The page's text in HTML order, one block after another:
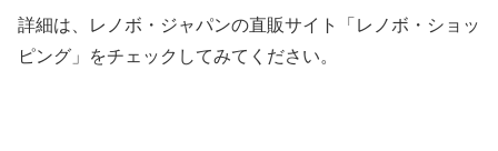
詳細は、レノボ・ジャパンの直販サイト「レノボ・ショッ
ピング」をチェックしてみてください。